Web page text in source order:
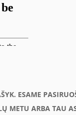
ESAME
METU ARBA TAU